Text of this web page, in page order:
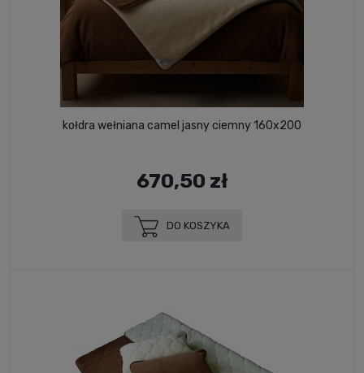
kołdra wełniana camel jasny ciemny 160x200
670,50 zł
DO KOSZYKA